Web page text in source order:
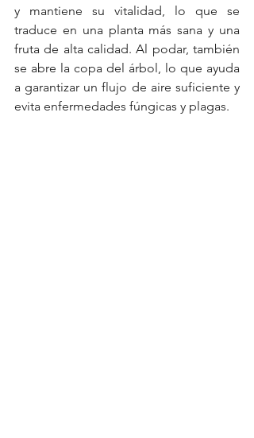
y mantiene su vitalidad, lo que se
traduce en una planta más sana y una
fruta de alta calidad. Al podar, también
se abre la copa del árbol, lo que ayuda
a garantizar un flujo de aire suficiente y
evita enfermedades fúngicas y plagas.